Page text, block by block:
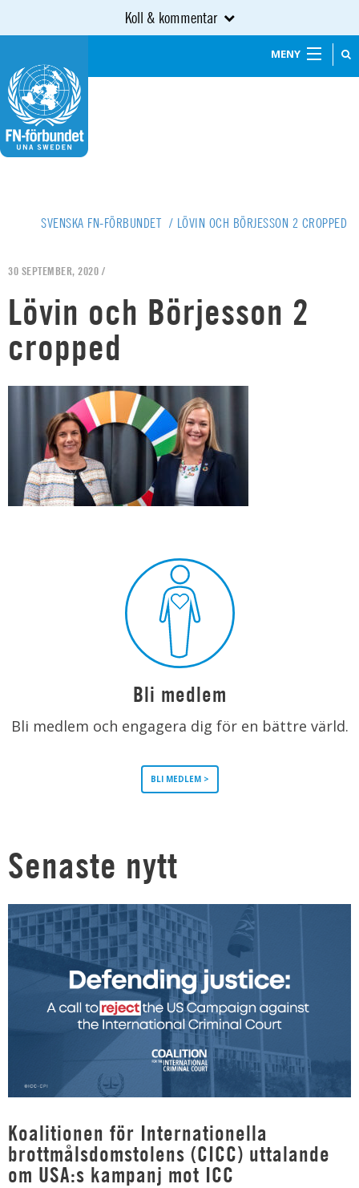
Koll & kommentar
MENY
SVENSKA FN-FÖRBUNDET / LÖVIN OCH BÖRJESSON 2 CROPPED
30 SEPTEMBER, 2020 /
Lövin och Börjesson 2
cropped
Bli medlem
Bli medlem och engagera dig för en bättre värld.
BLI MEDLEM >
Senaste nytt
Koalitionen för Internationella
brottmålsdomstolens (CICC) uttalande
om USA:s kampanj mot ICC